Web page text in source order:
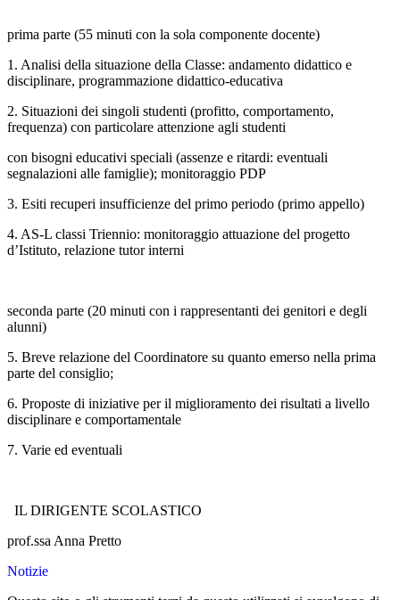
prima parte (55 minuti con la sola componente docente)
1. Analisi della situazione della Classe: andamento didattico e
disciplinare, programmazione didattico-educativa
2. Situazioni dei singoli studenti (profitto, comportamento,
frequenza) con particolare attenzione agli studenti
con bisogni educativi speciali (assenze e ritardi: eventuali
segnalazioni alle famiglie); monitoraggio PDP
3. Esiti recuperi insufficienze del primo periodo (primo appello)
4. AS-L classi Triennio: monitoraggio attuazione del progetto
d’Istituto, relazione tutor interni
seconda parte (20 minuti con i rappresentanti dei genitori e degli
alunni)
5. Breve relazione del Coordinatore su quanto emerso nella prima
parte del consiglio;
6. Proposte di iniziative per il miglioramento dei risultati a livello
disciplinare e comportamentale
7. Varie ed eventuali
IL DIRIGENTE SCOLASTICO
prof.ssa Anna Pretto
Notizie